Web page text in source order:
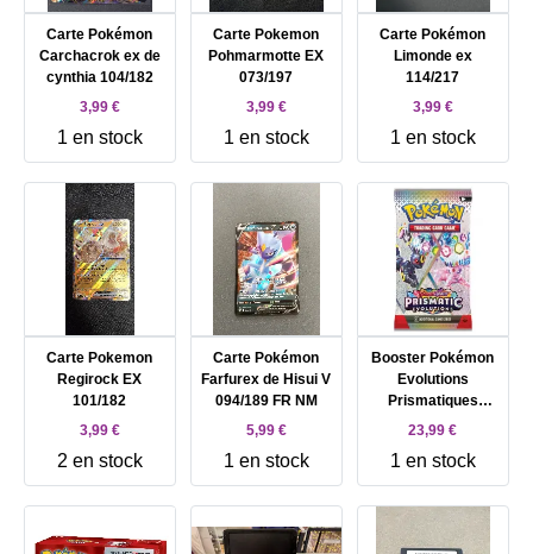
Carte Pokémon
Carchacrok ex de
cynthia 104/182
3,99 €
1 en stock
Carte Pokemon
Pohmarmotte EX
073/197
3,99 €
1 en stock
Carte Pokémon
Limonde ex
114/217
3,99 €
1 en stock
Carte Pokemon
Regirock EX
101/182
3,99 €
2 en stock
Carte Pokémon
Farfurex de Hisui V
094/189 FR NM
5,99 €
1 en stock
Booster Pokémon
Evolutions
Prismatiques
[EV8.5]
23,99 €
1 en stock